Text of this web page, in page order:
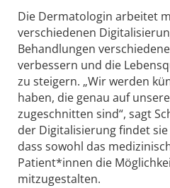
Die Dermatologin arbeitet
verschiedenen
Behandlungen
verbessern und die
zu steigern. „Wir werden
haben, die genau auf
zugeschnitten sind“, sagt
der Digitalisierung findet
dass sowohl das
Patient*innen die
mitzugestalten.